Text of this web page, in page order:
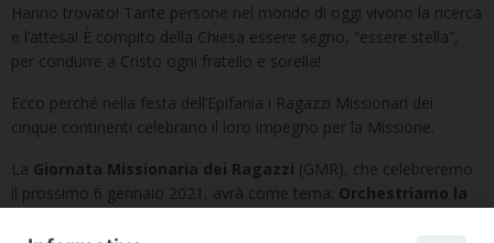
Hanno trovato! Tante persone nel mondo di oggi vivono la ricerca
e l’attesa! È compito della Chiesa essere segno, “essere stella”,
per condurre a Cristo ogni fratello e sorella!
Ecco perché nella festa dell’Epifania i Ragazzi Missionari dei
cinque continenti celebrano il loro impegno per la Missione.
La Giornata Missionaria dei Ragazzi (GMR), che celebreremo
il prossimo 6 gennaio 2021, avrà come tema: Orchestriamo la